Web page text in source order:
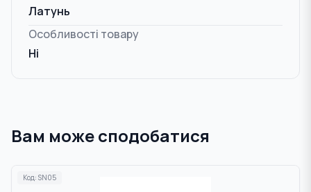
Латунь
Особливості товару
Ні
Вам може сподобатися
Код: SN05